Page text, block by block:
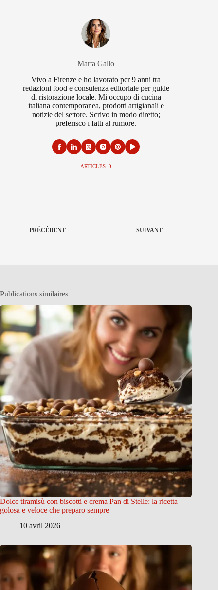
Marta Gallo
Vivo a Firenze e ho lavorato per 9 anni tra
redazioni food e consulenza editoriale per guide
di ristorazione locale. Mi occupo di cucina
italiana contemporanea, prodotti artigianali e
notizie del settore. Scrivo in modo diretto;
preferisco i fatti al rumore.
ARTICLES: 0
PRÉCÉDENT SUIVANT
Publications similaires
Dolce tiramisù con biscotti e crema Pan di Stelle: la ricetta
golosa e veloce che preparo sempre
10 avril 2026